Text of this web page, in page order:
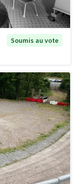
Soumis au vote